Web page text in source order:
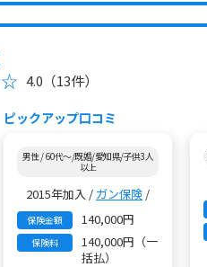
4.0 （13件）
ピックアップ口コミ
男性 / 60代～/既婚/愛知県/子供3人
以上
2015年加入 / ガン保険 /
保険金額 140,000円
保険料
140,000円（一
括払）